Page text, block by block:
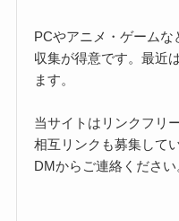
PCやアニメ・ゲーム
収集が得意です。最近
ます。
当サイトはリンクフリ
相互リンクも募集して
DMからご連絡ください